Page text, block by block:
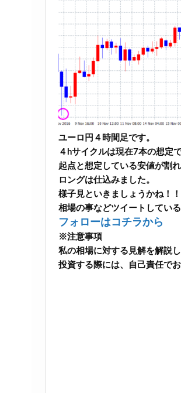
ユーロ円４時間足です。
４hサイクルは現在7本の想定で
起点と想定している安値が割
ロングは仕込みました。
様子見といきましょうかね！！
相場の事などツイートしてい
フォローはコチラから
※注意事項
私の相場に対する見解を解説
投資する際には、自己責任でお